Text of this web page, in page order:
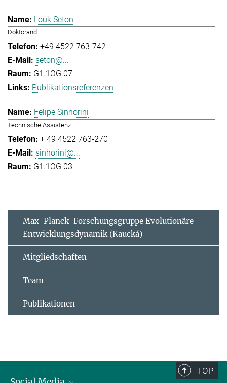
Louk Seton
Doktorand
+49 4522 763-742
seton@...
G1.1OG.07
Publikationsreferenzen
Felipe Sinhorini
Technische Assistenz
+ 49 4522 763-270
sinhorini@...
G1.1OG.03
Max-Planck-Forschungsgruppe Evolutionäre
Entwicklungsdynamik (Kaucká)
Mitgliedschaften
Team
Publikationen
TOP